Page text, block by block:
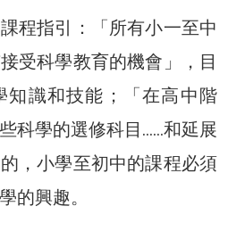
程指引：「所有小一至中
受科學教育的機會」，目
知識和技能；「在高中階
科學的選修科目……和延展
，小學至初中的課程必須
的興趣。